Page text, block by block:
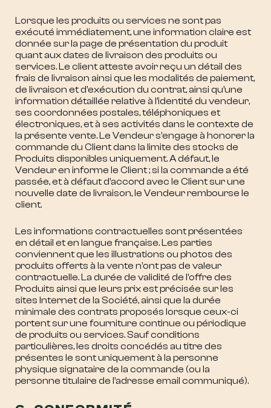
Lorsque les produits ou services ne sont pas
exécuté immédiatement, une information claire est
donnée sur la page de présentation du produit
quant aux dates de livraison des produits ou
services. Le client atteste avoir reçu un détail des
frais de livraison ainsi que les modalités de paiement,
de livraison et d’exécution du contrat, ainsi qu’une
information détaillée relative à l’identité du vendeur,
ses coordonnées postales, téléphoniques et
électroniques, et à ses activités dans le contexte de
la présente vente. Le Vendeur s’engage à honorer la
commande du Client dans la limite des stocks de
Produits disponibles uniquement. A défaut, le
Vendeur en informe le Client ; si la commande a été
passée, et à défaut d’accord avec le Client sur une
nouvelle date de livraison, le Vendeur rembourse le
client.
Les informations contractuelles sont présentées
en détail et en langue française. Les parties
conviennent que les illustrations ou photos des
produits offerts à la vente n’ont pas de valeur
contractuelle. La durée de validité de l’offre des
Produits ainsi que leurs prix est précisée sur les
sites Internet de la Société, ainsi que la durée
minimale des contrats proposés lorsque ceux-ci
portent sur une fourniture continue ou périodique
de produits ou services. Sauf conditions
particulières, les droits concédés au titre des
présentes le sont uniquement à la personne
physique signataire de la commande (ou la
personne titulaire de l’adresse email communiqué).